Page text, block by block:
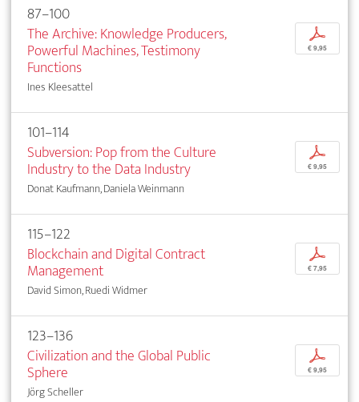
87–100
The Archive: Knowledge Producers,
Powerful Machines, Testimony
Functions
Ines Kleesattel
p
€ 9,95
101–114
Subversion: Pop from the Culture
Industry to the Data Industry
Donat Kaufmann, Daniela Weinmann
p
€ 9,95
115–122
Blockchain and Digital Contract
Management
David Simon, Ruedi Widmer
p
€ 7,95
123–136
Civilization and the Global Public
Sphere
Jörg Scheller
p
€ 9,95